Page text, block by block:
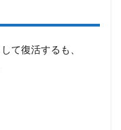
て復活するも、